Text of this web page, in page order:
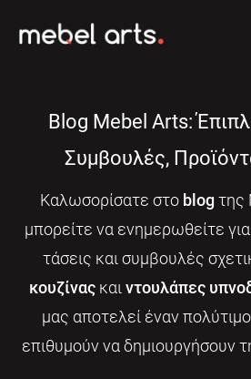
Blog Mebel Arts:
Συμβουλές,
Καλωσορίσατε στο blogτης
μπορείτε να ενημερωθείτε
τάσεις και συμβουλές
κουζίναςκαι ντουλάπες
μας αποτελεί έναν
επιθυμούν να δημιουργήσουν